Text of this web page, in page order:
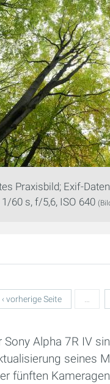
Praxisbild; Exif-
60 s, f/5,6, ISO 640
‹ vorherige Seite …
Alpha 7R IV
seines
fünften